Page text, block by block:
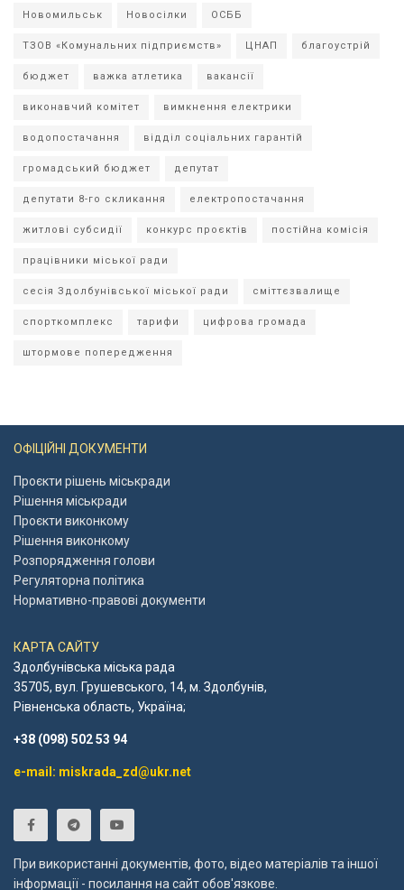
Новомильськ Новосілки ОСББ
ТЗОВ «Комунальних підприємств» ЦНАП благоустрій
бюджет важка атлетика вакансії
виконавчий комітет вимкнення електрики
водопостачання відділ соціальних гарантій
громадський бюджет депутат
депутати 8-го скликання електропостачання
житлові субсидії конкурс проєктів постійна комісія
працівники міської ради
сесія Здолбунівської міської ради сміттєзвалище
спорткомплекс тарифи цифрова громада
штормове попередження
ОФІЦІЙНІ ДОКУМЕНТИ
Проєкти рішень міськради
Рішення міськради
Проєкти виконкому
Рішення виконкому
Розпорядження голови
Регуляторна політика
Нормативно-правові документи
КАРТА САЙТУ
Здолбунівська міська рада
35705, вул. Грушевського, 14, м. Здолбунів,
Рівненська область, Україна;
+38 (098) 502 53 94
e-mail: miskrada_zd@ukr.net
При використанні документів, фото, відео матеріалів та іншої
інформації - посилання на сайт обов'язкове.